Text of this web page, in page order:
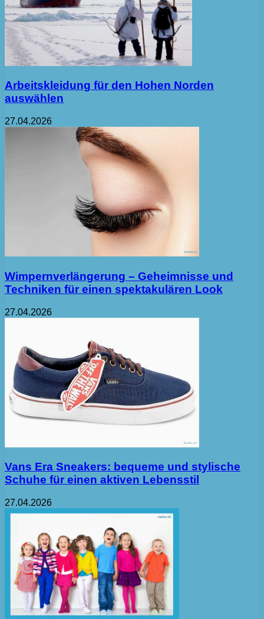
Arbeitskleidung für den Hohen Norden
auswählen
27.04.2026
Wimpernverlängerung – Geheimnisse und
Techniken für einen spektakulären Look
27.04.2026
Vans Era Sneakers: bequeme und stylische
Schuhe für einen aktiven Lebensstil
27.04.2026